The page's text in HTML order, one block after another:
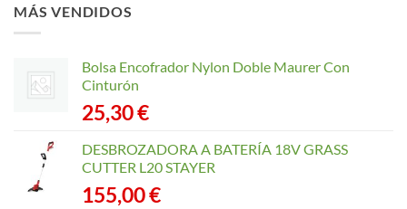
MÁS VENDIDOS
Bolsa Encofrador Nylon Doble Maurer Con
Cinturón
25,30€
DESBROZADORA A BATERÍA 18V GRASS
CUTTER L20 STAYER
155,00€